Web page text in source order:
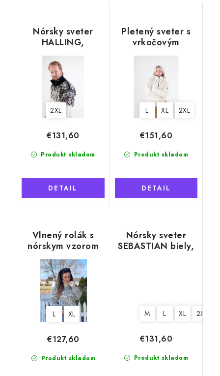
Nórsky sveter
HALLING,
čiernobiely, 100%
nórska vlna
2XL
Produkt skladom
€131,60
DETAIL
Pletený sveter s
vrkočovým
vzorom, HOLMSBU
krémovo biely
L XL 2XL
Produkt skladom
€151,60
DETAIL
Vlnený rolák s
nórskym vzorom
SARAH šedobiela,
100% nórska vlna
L XL
Produkt skladom
€127,60
Nórsky sveter
SEBASTIAN biely,
M L XL 2XL
Produkt skladom
€131,60